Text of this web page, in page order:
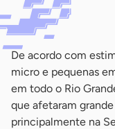
De acordo com
micro e pequenas
em todo o Rio
que afetaram
principalmente na